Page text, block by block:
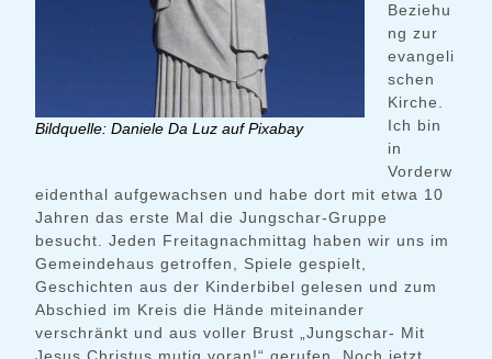
Bildquelle: Daniele Da Luz auf Pixabay
Beziehu
ng zur
evangeli
schen
Kirche.
Ich bin
in
Vorderw
eidenthal aufgewachsen und habe dort mit etwa 10
Jahren das erste Mal die Jungschar-Gruppe
besucht. Jeden Freitagnachmittag haben wir uns im
Gemeindehaus getroffen, Spiele gespielt,
Geschichten aus der Kinderbibel gelesen und zum
Abschied im Kreis die Hände miteinander
verschränkt und aus voller Brust „Jungschar- Mit